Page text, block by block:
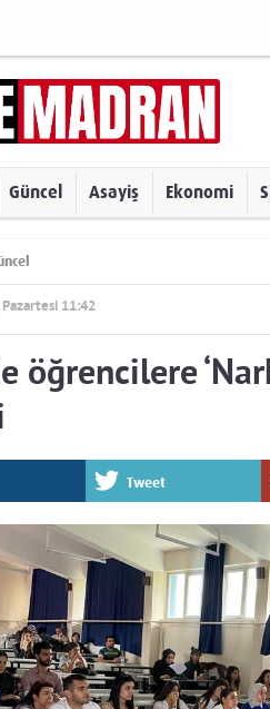
Güncel Asayiş Ekonomi
11:42
öğrencilere
Tweet